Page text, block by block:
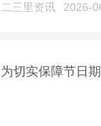
二三里资讯 2026-
为切实保障节日